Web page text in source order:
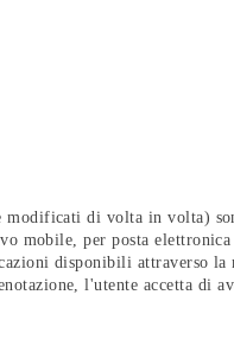
modificati di volta in
mobile, per posta
disponibili attraverso
l'utente accetta di